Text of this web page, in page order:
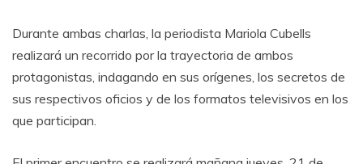
Durante ambas charlas, la periodista Mariola Cubells
realizará un recorrido por la trayectoria de ambos
protagonistas, indagando en sus orígenes, los secretos de
sus respectivos oficios y de los formatos televisivos en los
que participan.